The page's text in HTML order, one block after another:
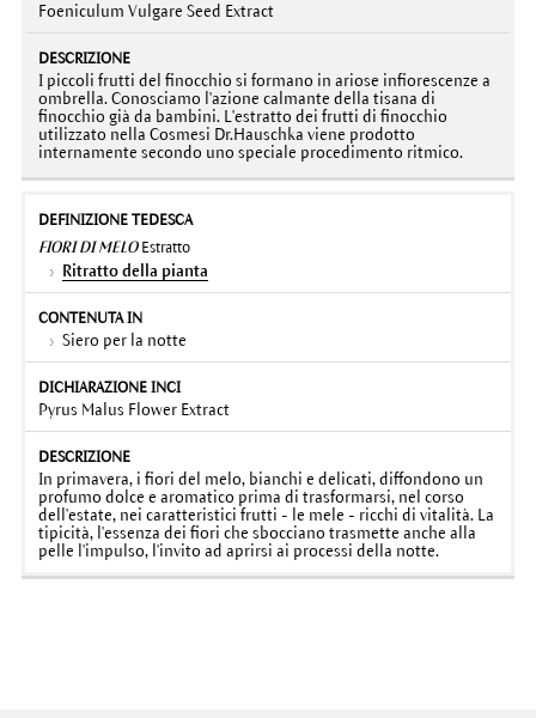
Foeniculum Vulgare Seed Extract
I piccoli frutti del finocchio si formano in ariose infiorescenze a
ombrella. Conosciamo l'azione calmante della tisana di
finocchio già da bambini. L'estratto dei frutti di finocchio
utilizzato nella Cosmesi Dr.Hauschka viene prodotto
internamente secondo uno speciale procedimento ritmico.
FIORI DI MELOEstratto
Ritratto della pianta
Siero per la notte
Pyrus Malus Flower Extract
In primavera, i fiori del melo, bianchi e delicati, diffondono un
profumo dolce e aromatico prima di trasformarsi, nel corso
dell'estate, nei caratteristici frutti - le mele - ricchi di vitalità. La
tipicità, l'essenza dei fiori che sbocciano trasmette anche alla
pelle l'impulso, l'invito ad aprirsi ai processi della notte.